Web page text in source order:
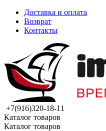
Доставка и оплата
Возврат
Контакты
+7(916)320-18-11
Каталог товаров
Каталог товаров